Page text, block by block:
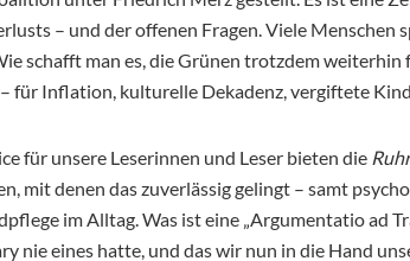
– und der offenen Fragen. Viele Menschen
schafft man es, die Grünen trotzdem
für Inflation, kulturelle Dekadenz, vergiftete
für unsere Leserinnen und Leser bieten die
mit denen das zuverlässig gelingt – samt
im Alltag. Was ist eine „Argumentatio ad
nie eines hatte, und das wir nun in die Hand